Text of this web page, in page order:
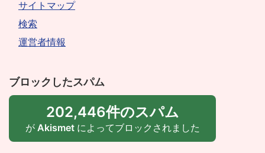
サイトマップ
検索
運営者情報
ブロックしたスパム
202,446件のスパム
が Akismetによってブロックされました